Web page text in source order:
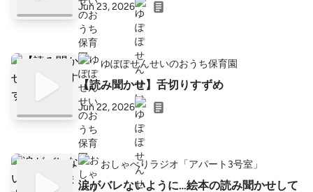
Jun 23, 2026
ゆぽぽせんせいのおうち保育園
【読み聞かせ】舌切りすずめ
Jun 22, 2026
おしゃべりラジオ「アパート3号室」
涙がバレないように…絵本の読み聞かせして